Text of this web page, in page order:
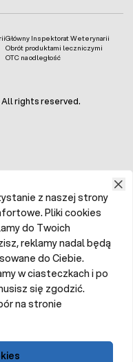
Główny Inspektorat Weterynarii
Obrót produktami leczniczymi
OTC na odległość
rights reserved.
z naszej strony
Pliki cookies
do Twoich
reklamy nadal będą
do Ciebie.
w ciasteczkach i po
się zgodzić.
na stronie